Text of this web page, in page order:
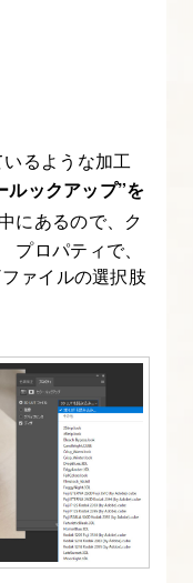
いるような加工
ックアップ”を
にあるので、ク
プロパティで、
ァイルの選択肢